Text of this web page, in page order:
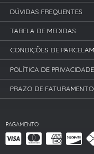
PAGAMENTO
DÚVIDAS FREQUENTES
TABELA DE MEDIDAS
CONDIÇÕES DE
POLÍTICA DE
PRAZO DE